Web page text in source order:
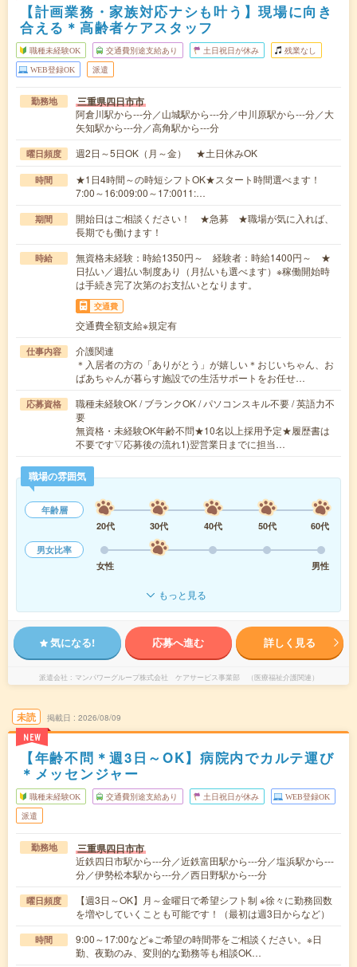
【計画業務・家族対応ナシも叶う】現場に向き
合える＊高齢者ケアスタッフ
職種未経験OK 交通費別途支給あり 土日祝日が休み 残業なし
WEB登録OK 派遣
勤務地 三重県四日市市
阿倉川駅から---分／山城駅から---分／中川原駅から---分／大
矢知駅から---分／高角駅から---分
曜日頻度 週2日～5日OK（月～金） ★土日休みOK
時間
★1日4時間～の時短シフトOK★スタート時間選べます！
7:00～16:009:00～17:0011:…
期間
開始日はご相談ください！ ★急募 ★職場が気に入れば、
長期でも働けます！
時給
無資格未経験：時給1350円～ 経験者：時給1400円～ ★
日払い／週払い制度あり（月払いも選べます）※稼働開始時
は手続き完了次第のお支払いとなります。
交通費
交通費全額支給※規定有
仕事内容
介護関連
＊入居者の方の「ありがとう」が嬉しい＊おじいちゃん、お
ばあちゃんが暮らす施設での生活サポートをお任せ…
応募資格
職種未経験OK / ブランクOK / パソコンスキル不要 / 英語力不
要
無資格・未経験OK年齢不問★10名以上採用予定★履歴書は
不要です▽応募後の流れ1)翌営業日までに担当…
職場の雰囲気
年齢層
20代
30代 40代 50代
60代
男女比率
女性
男性
もっと見る
気になる! 応募へ進む 詳しく見る
派遣会社 マンパワーグループ株式会社 ケアサービス事業部 （医療福祉介護関連）
未読
NEW
掲載日 2026/08/09
【年齢不問＊週3日～OK】病院内でカルテ運び
＊メッセンジャー
職種未経験OK 交通費別途支給あり 土日祝日が休み WEB登録OK
派遣
勤務地 三重県四日市市
近鉄四日市駅から---分／近鉄富田駅から---分／塩浜駅から---
分／伊勢松本駅から---分／西日野駅から---分
曜日頻度
【週3日～OK】月～金曜日で希望シフト制 ※徐々に勤務回数
を増やしていくことも可能です！（最初は週3日からなど）
時間
9:00～17:00など※ご希望の時間帯をご相談ください。※日
勤、夜勤のみ、変則的な勤務等も相談OK…